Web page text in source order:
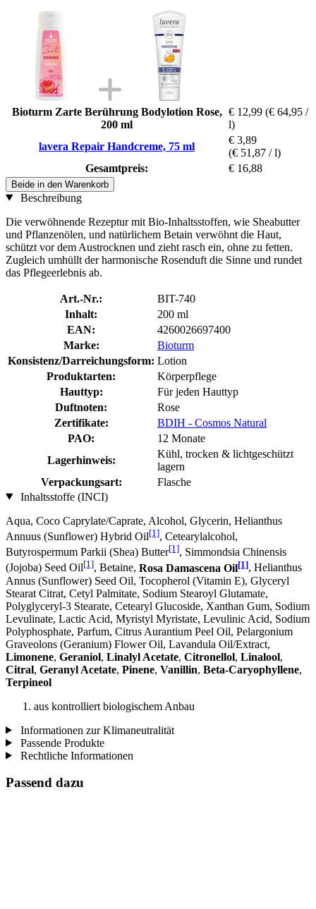
Bioturm Zarte Berührung Bodylotion Rose,
200 ml
€ 12,99 (€ 64,95 /
l)
lavera Repair Handcreme, 75 ml
€ 3,89
(€ 51,87 / l)
Gesamtpreis:
€ 16,88
Beide in den Warenkorb
Beschreibung
Die verwöhnende Rezeptur mit Bio-Inhaltsstoffen, wie Sheabutter
und Pflanzenölen, und natürlichem Betain verwöhnt die Haut,
schützt vor dem Austrocknen und zieht rasch ein, ohne zu fetten.
Zugleich umhüllt der harmonische Rosenduft die Sinne und rundet
das Pflegeerlebnis ab.
Art.-Nr.:
BIT-740
Inhalt:
200 ml
EAN:
4260026697400
Marke:
Bioturm
Konsistenz/Darreichungsform: Lotion
Produktarten:
Körperpflege
Hauttyp:
Für jeden Hauttyp
Duftnoten:
Rose
Zertifikate:
BDIH - Cosmos Natural
PAO:
12 Monate
Lagerhinweis:
Kühl, trocken & lichtgeschützt
lagern
Verpackungsart:
Flasche
Inhaltsstoffe (INCI)
Aqua, Coco Caprylate/Caprate, Alcohol, Glycerin, Helianthus
Annuus (Sunflower) Hybrid Oil[1], Cetearylalcohol,
Butyrospermum Parkii (Shea) Butter[1], Simmondsia Chinensis
(Jojoba) Seed Oil[1], Betaine, Rosa Damascena Oil[1], Helianthus
Annus (Sunflower) Seed Oil, Tocopherol (Vitamin E), Glyceryl
Stearat Citrat, Cetyl Palmitate, Sodium Stearoyl Glutamate,
Polyglyceryl-3 Stearate, Cetearyl Glucoside, Xanthan Gum, Sodium
Levulinate, Lactic Acid, Myristyl Myristate, Levulinic Acid, Sodium
Polyphosphate, Parfum, Citrus Aurantium Peel Oil, Pelargonium
Graveolons (Geranium) Flower Oil, Lavandula Oil/Extract,
Limonene, Geraniol, Linalyl Acetate, Citronellol, Linalool,
Citral, Geranyl Acetate, Pinene, Vanillin, Beta-Caryophyllene,
Terpineol
aus kontrolliert biologischem Anbau
Informationen zur Klimaneutralität
Passende Produkte
Rechtliche Informationen
Passend dazu